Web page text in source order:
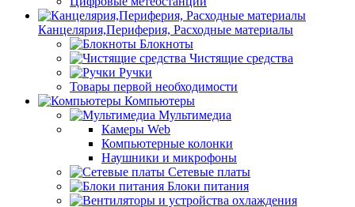
Канцелярия,Периферия, Расходные материалы
Блокноты
Чистящие средства
Ручки
Товары первой необходимости
Компьютеры
Мультимедиа
Камеры Web
Компьютерные колонки
Наушники и микрофоны
Сетевые платы
Блоки питания